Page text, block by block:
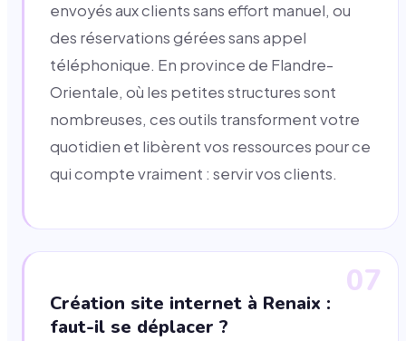
envoyés aux clients sans effort manuel, ou
des réservations gérées sans appel
téléphonique. En province de Flandre-
Orientale, où les petites structures sont
nombreuses, ces outils transforment votre
quotidien et libèrent vos ressources pour ce
qui compte vraiment : servir vos clients.
07
Création site internet à Renaix :
faut-il se déplacer ?